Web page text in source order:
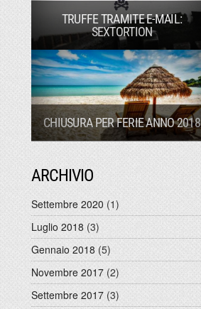
TRUFFE TRAMITE E-MAIL:
SEXTORTION
CHIUSURA PER FERIE ANNO 2018
ARCHIVIO
Settembre 2020 (1)
Luglio 2018 (3)
Gennaio 2018 (5)
Novembre 2017 (2)
Settembre 2017 (3)